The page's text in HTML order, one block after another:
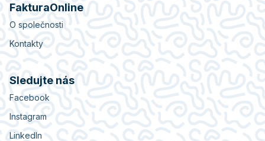
FakturaOnline
O společnosti
Kontakty
Sledujte nás
Facebook
Instagram
LinkedIn